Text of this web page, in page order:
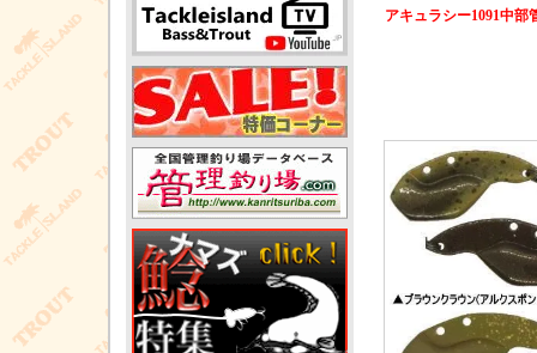
アキュラシー1091中部